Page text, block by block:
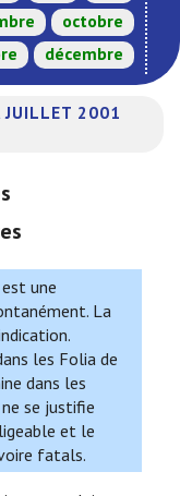
octobre
décembre
JUILLET 2001
une
La
les Folia de
dans les
se justifie
et le
fatals.